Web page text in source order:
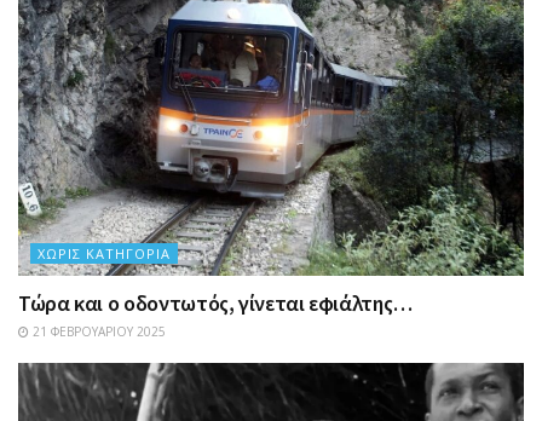
ΧΩΡΊΣ ΚΑΤΗΓΟΡΊΑ
Τώρα και ο οδοντωτός, γίνεται εφιάλτης…
21 ΦΕΒΡΟΥΑΡΊΟΥ 2025